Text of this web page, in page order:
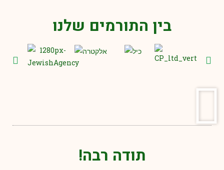
בין התורמים שלנו
תודה רבה!